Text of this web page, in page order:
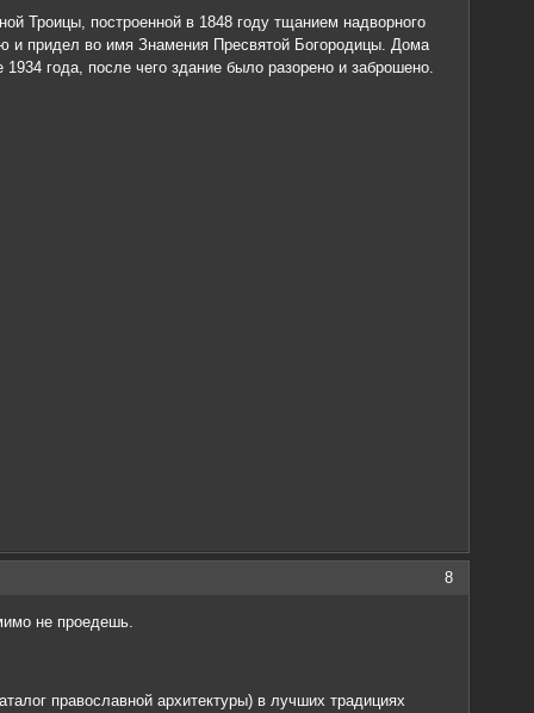
Троицы, построенной в 1848 году тщанием надворного
и придел во имя Знамения Пресвятой Богородицы. Дома
года, после чего здание было разорено и заброшено.
8
не проедешь.
православной архитектуры) в лучших традициях